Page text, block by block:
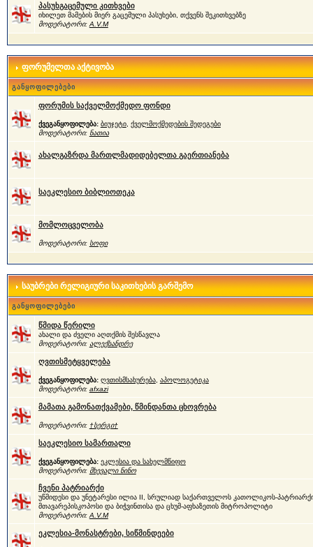
პასუხგაცემული კითხვები
იხილეთ მამების მიერ გაცემული პასუხები, თქვენს შეკითხვებზე
მოდერატორი: A.V.M
ფორუმელთა აქტივობა
განყოფილებები
ფორუმის საქველმოქმედო ფონდი
ქვეგანყოფილება: ბიუჯეტი, ქველმოქმედების შედეგები
მოდერატორი: ნათია
ახალგაზრდა მართლმადიდებელთა გაერთიანება
საეკლესიო ბიბლიოთეკა
მომლოცველობა
მოდერატორი: სოფი
საუბრები რელიგიური საკითხების გარშემო
განყოფილებები
წმიდა წერილი
ახალი და ძველი აღთქმის შესწავლა
მოდერატორი: ალექსანდრე
ღვთისმეტყველება
ქვეგანყოფილება: ღვთისმსახურება, აპოლოგეტიკა
მოდერატორი: afxazi
მამათა გამონათქვამები, წმინდანთა ცხოვრება
მოდერატორი: †სერგი†
საეკლესიო სამართალი
ქვეგანყოფილება: ეკლესია და სახელმწიფო
მოდერატორი: მხევალი ნინო
ჩვენი პატრიარქი
უწმიდესი და უნეტარესი ილია II, სრულიად საქართველოს კათოლიკოს-
მთავარეპისკოპოსი და ბიჭვინთისა და ცხუმ-აფხაზეთის მიტროპოლიტი
მოდერატორი: A.V.M
ეკლესია-მონასტრები, სიწმინდეები